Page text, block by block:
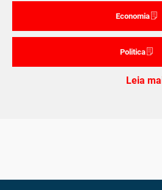
Economia
Politica
Leia